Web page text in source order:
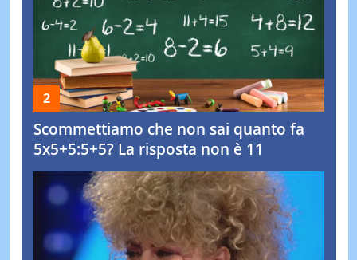
Scommettiamo che non sai quanto fa
5x5+5:5+5? La risposta non è 11